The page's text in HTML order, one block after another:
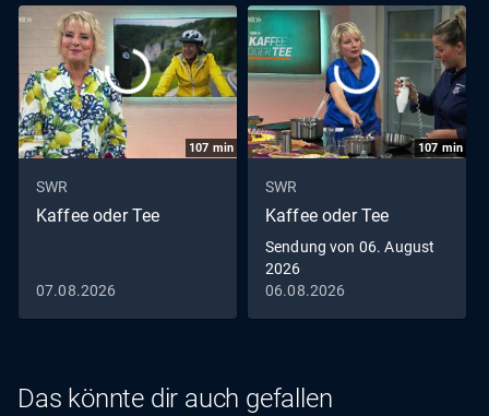
aus Zimmern ob Rottweil
107 min
SWR
Kaffee oder Tee
07.08.2026
107 min
SWR
Kaffee oder Tee
Sendung von 06. August
2026
06.08.2026
Das könnte dir auch gefallen